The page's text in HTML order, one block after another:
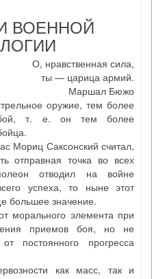
ВОЕННОЙ
О, нравственная сила,
ты — царица армий.
Маршал Бюжо
оружие, тем более
бой, т. е. он тем более
Мориц Саксонский считал,
отправная точка во всех
отводил на войне
успеха, то ныне этот
большее значение.
морального элемента при
приемов боя, но не
постоянного прогресса
как масс, так и